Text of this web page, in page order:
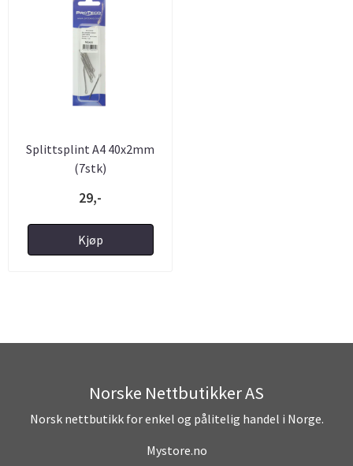
Splittsplint A4 40x2mm
(7stk)
29,-
Kjøp
Norske Nettbutikker AS
Norsk nettbutikk for enkel og pålitelig handel i Norge.
Mystore.no